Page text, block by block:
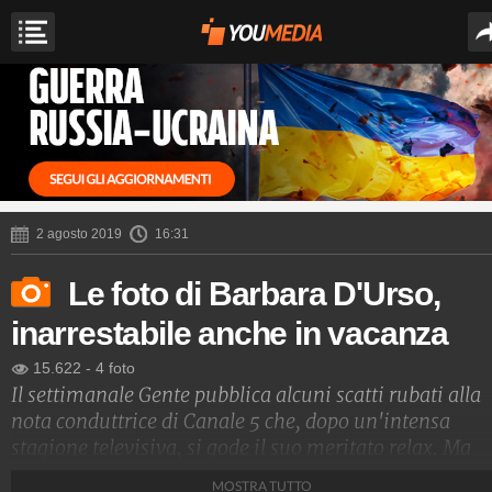
2 agosto 2019 16:31
Le foto di Barbara D'Urso,
inarrestabile anche in vacanza
15.622 - 4 foto
Il settimanale Gente pubblica alcuni scatti rubati alla
nota conduttrice di Canale 5 che, dopo un'intensa
stagione televisiva, si gode il suo meritato relax. Ma
MOSTRA TUTTO